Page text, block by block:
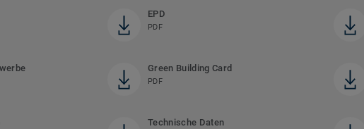
EPD
PDF
Green Building Card
PDF
Technische Daten